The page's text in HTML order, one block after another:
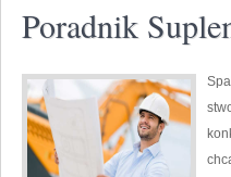
Poradnik